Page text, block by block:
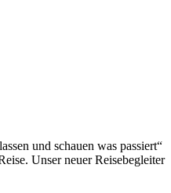
und schauen was passiert“
Unser neuer Reisebegleiter